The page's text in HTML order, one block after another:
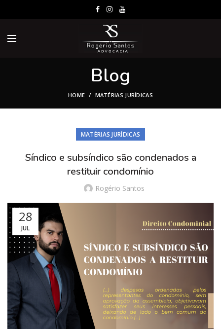
Blog
HOME MATÉRIAS JURÍDICAS
MATÉRIAS JURÍDICAS
Síndico e subsíndico são condenados a
restituir condomínio
Rogério Santos
28
JUL